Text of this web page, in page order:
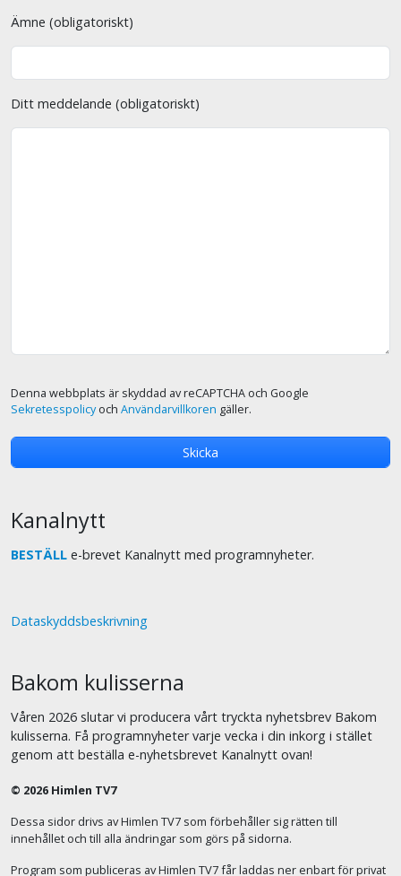
Ämne (obligatoriskt)
Ditt meddelande (obligatoriskt)
Denna webbplats är skyddad av reCAPTCHA och Google
Sekretesspolicyoch Användarvillkoren gäller.
Kanalnytt
BESTÄLL e-brevet Kanalnytt med programnyheter.
Dataskyddsbeskrivning
Bakom kulisserna
Våren 2026 slutar vi producera vårt tryckta nyhetsbrev Bakom
kulisserna. Få programnyheter varje vecka i din inkorg i stället
genom att beställa e-nyhetsbrevet Kanalnytt ovan!
© 2026 Himlen TV7
Dessa sidor drivs av Himlen TV7 som förbehåller sig rätten till
innehållet och till alla ändringar som görs på sidorna.
Program som publiceras av Himlen TV7 får laddas ner enbart för privat